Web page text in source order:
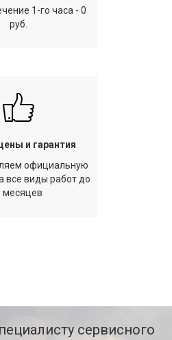
1-го часа - 0
руб.
и гарантия
официальную
все виды работ до
месяцев
сервисного